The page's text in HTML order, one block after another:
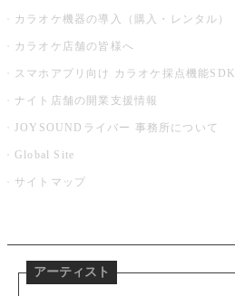
カラオケ機器の導入（購入・レンタル）
カラオケ店舗の皆様へ
スマホアプリ向け カラオケ採点機能SDK
ナイト店舗の開業支援情報
JOYSOUNDライバー 事務所について
Global Site
サイトマップ
アーティスト